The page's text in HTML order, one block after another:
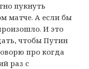
пукнуть
матче. А если бы
И это
чтобы Путин
про когда
раз с